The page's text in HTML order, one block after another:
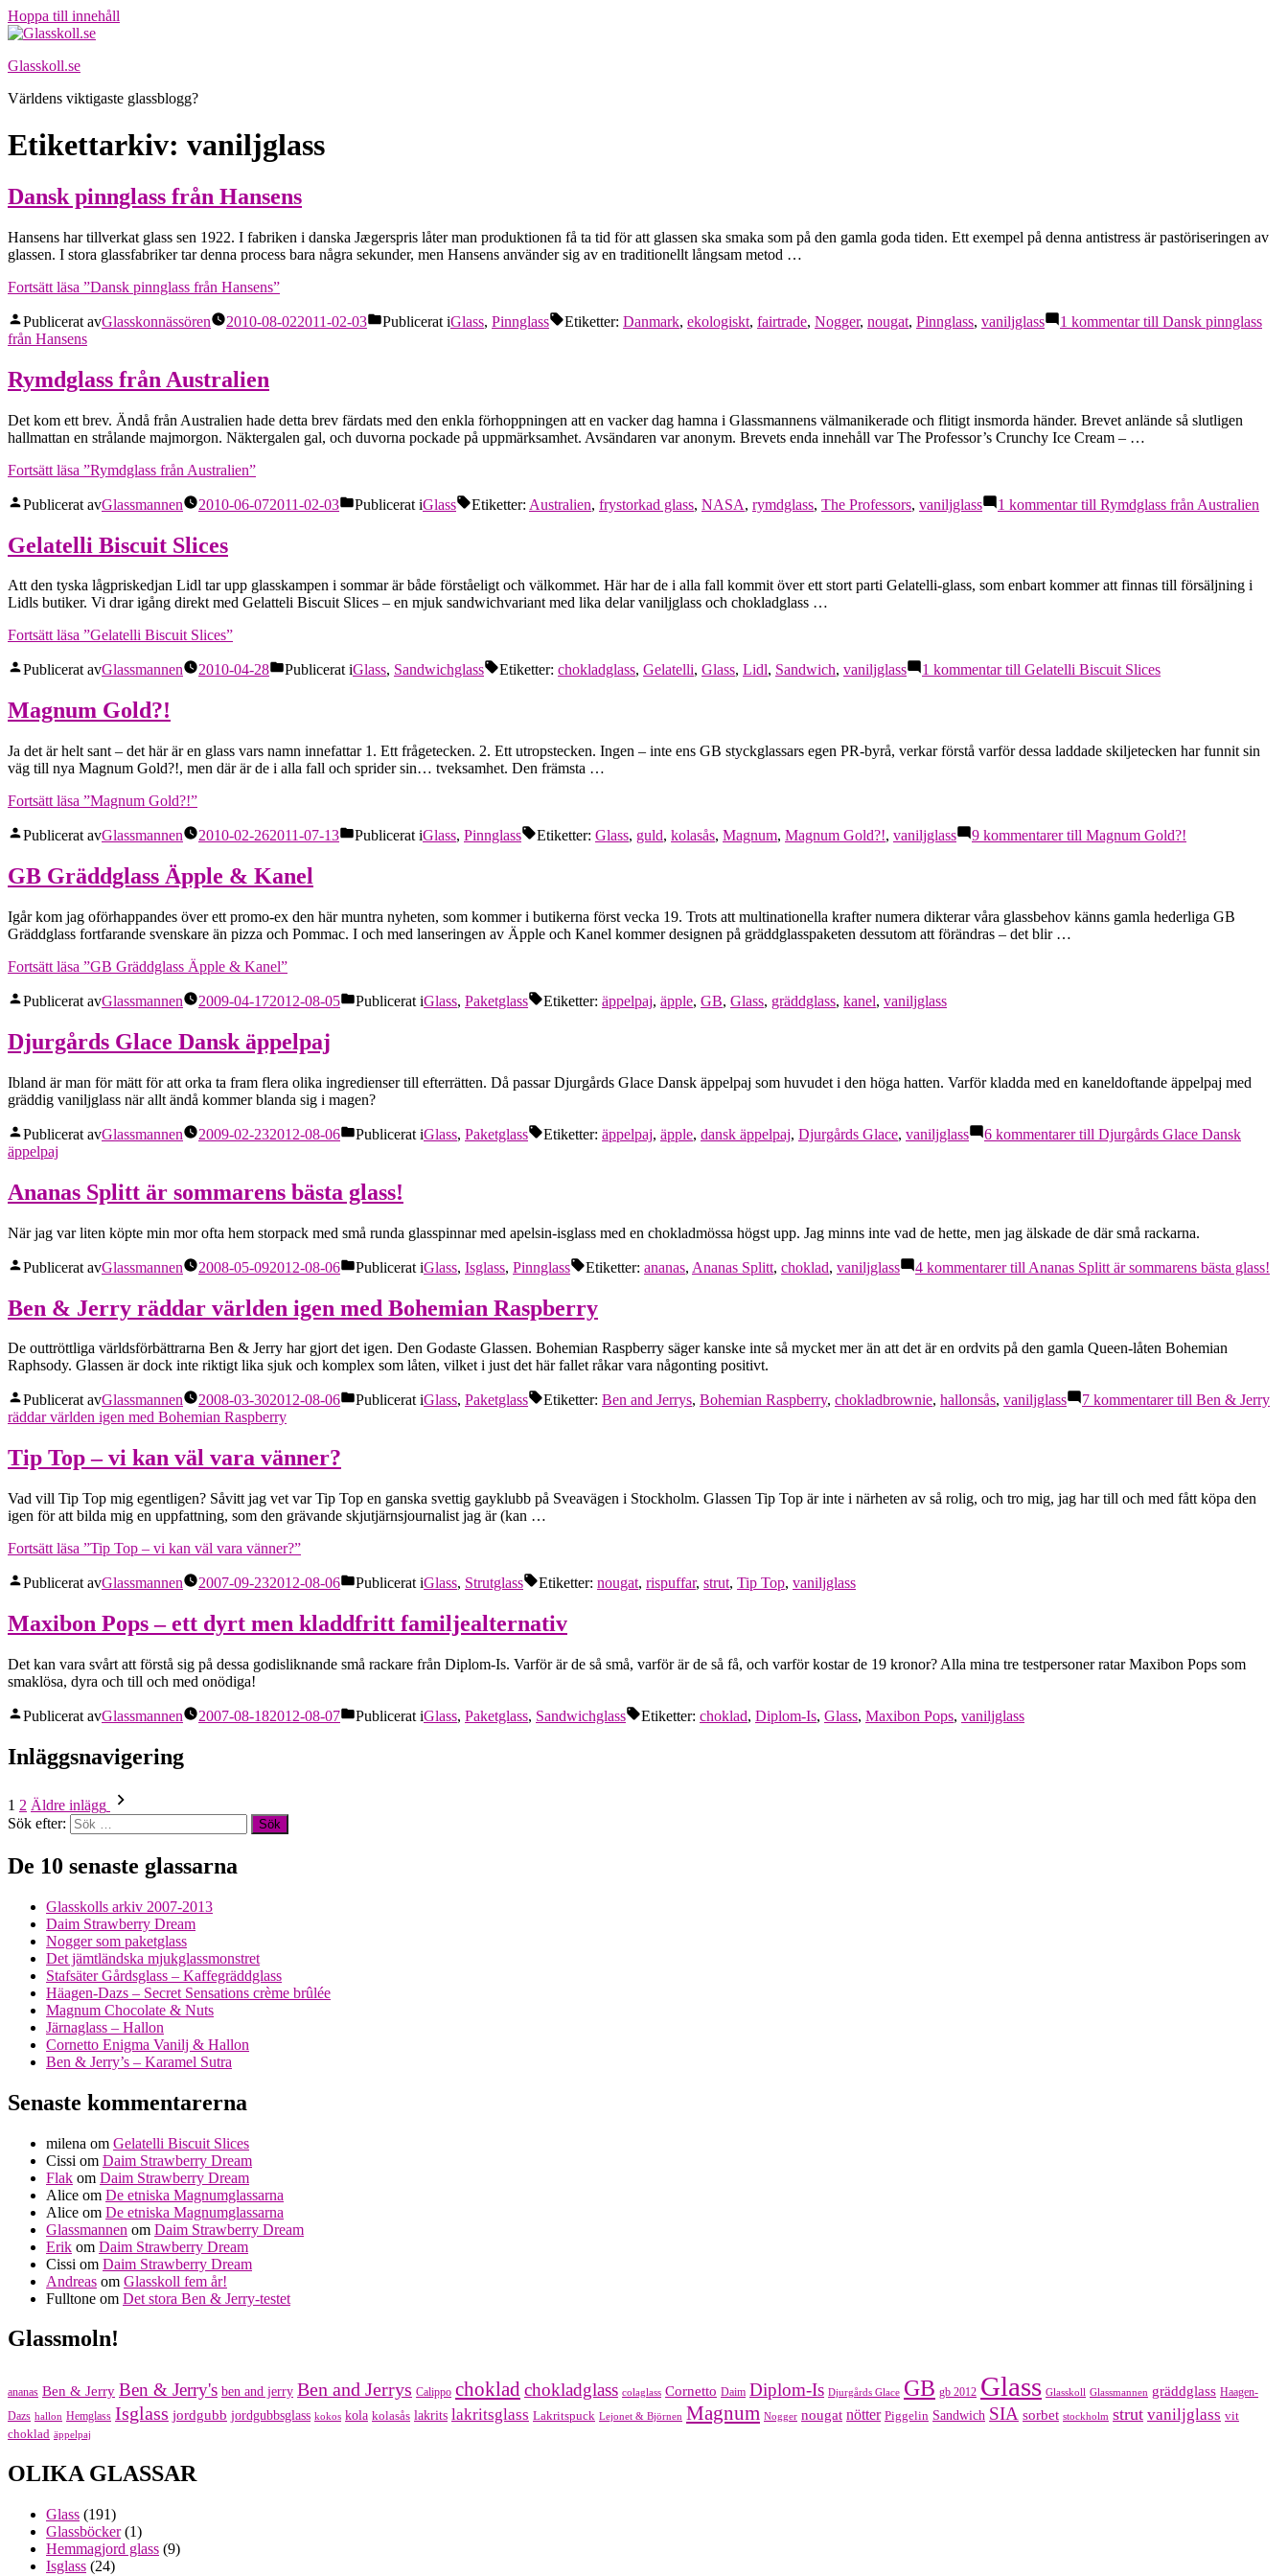
Hoppa till innehåll
Glasskoll.se
Världens viktigaste glassblogg?
Etikettarkiv: vaniljglass
Dansk pinnglass från Hansens
Hansens har tillverkat glass sen 1922. I fabriken i danska Jægerspris låter man produktionen få ta tid för att glassen ska smaka som på den gamla goda tiden. Ett exempel på denna antistress är pastöriseringen av
glassen. I stora glassfabriker tar denna process bara några sekunder, men Hansens använder sig av en traditionellt långsam metod …
Fortsätt läsa ”Dansk pinnglass från Hansens”
Publicerat avGlasskonnässören 2010-08-022011-02-03 Publicerat iGlass, Pinnglass Etiketter: Danmark, ekologiskt, fairtrade, Nogger, nougat, Pinnglass, vaniljglass 1 kommentartill Dansk pinnglass
från Hansens
Rymdglass från Australien
Det kom ett brev. Ändå från Australien hade detta brev färdats med den enkla förhoppningen att en vacker dag hamna i Glassmannens välmanikerade och flitigt insmorda händer. Brevet anlände så slutligen
hallmattan en strålande majmorgon. Näktergalen gal, och duvorna pockade på uppmärksamhet. Avsändaren var anonym. Brevets enda innehåll var The Professor’s Crunchy Ice Cream – …
Fortsätt läsa ”Rymdglass från Australien”
Publicerat avGlassmannen 2010-06-072011-02-03 Publicerat iGlass Etiketter: Australien, frystorkad glass, NASA, rymdglass, The Professors, vaniljglass 1 kommentartill Rymdglass från Australien
Gelatelli Biscuit Slices
Att den tyska lågpriskedjan Lidl tar upp glasskampen i sommar är både förståeligt och välkommet. Här har de i alla fall kommit över ett stort parti Gelatelli-glass, som enbart kommer att finnas till försäljning i
Lidls butiker. Vi drar igång direkt med Gelatteli Biscuit Slices – en mjuk sandwichvariant med lika delar vaniljglass och chokladglass …
Fortsätt läsa ”Gelatelli Biscuit Slices”
Publicerat avGlassmannen 2010-04-28 Publicerat iGlass, Sandwichglass Etiketter: chokladglass, Gelatelli, Glass, Lidl, Sandwich, vaniljglass 1 kommentartill Gelatelli Biscuit Slices
Magnum Gold?!
Ja det är helt sant – det här är en glass vars namn innefattar 1. Ett frågetecken. 2. Ett utropstecken. Ingen – inte ens GB styckglassars egen PR-byrå, verkar förstå varför dessa laddade skiljetecken har funnit sin
väg till nya Magnum Gold?!, men där är de i alla fall och sprider sin… tveksamhet. Den främsta …
Fortsätt läsa ”Magnum Gold?!”
Publicerat avGlassmannen 2010-02-262011-07-13 Publicerat iGlass, Pinnglass Etiketter: Glass, guld, kolasås, Magnum, Magnum Gold?!, vaniljglass 9 kommentarertill Magnum Gold?!
GB Gräddglass Äpple & Kanel
Igår kom jag oförhappandes över ett promo-ex den här muntra nyheten, som kommer i butikerna först vecka 19. Trots att multinationella krafter numera dikterar våra glassbehov känns gamla hederliga GB
Gräddglass fortfarande svenskare än pizza och Pommac. I och med lanseringen av Äpple och Kanel kommer designen på gräddglasspaketen dessutom att förändras – det blir …
Fortsätt läsa ”GB Gräddglass Äpple & Kanel”
Publicerat avGlassmannen 2009-04-172012-08-05 Publicerat iGlass, Paketglass Etiketter: äppelpaj, äpple, GB, Glass, gräddglass, kanel, vaniljglass
Djurgårds Glace Dansk äppelpaj
Ibland är man för mätt för att orka ta fram flera olika ingredienser till efterrätten. Då passar Djurgårds Glace Dansk äppelpaj som huvudet i den höga hatten. Varför kladda med en kaneldoftande äppelpaj med
gräddig vaniljglass när allt ändå kommer blanda sig i magen?
Publicerat avGlassmannen 2009-02-232012-08-06 Publicerat iGlass, Paketglass Etiketter: äppelpaj, äpple, dansk äppelpaj, Djurgårds Glace, vaniljglass 6 kommentarertill Djurgårds Glace Dansk
äppelpaj
Ananas Splitt är sommarens bästa glass!
När jag var liten köpte min mor ofta hem storpack med små runda glasspinnar med apelsin-isglass med en chokladmössa högst upp. Jag minns inte vad de hette, men jag älskade de där små rackarna.
Publicerat avGlassmannen 2008-05-092012-08-06 Publicerat iGlass, Isglass, Pinnglass Etiketter: ananas, Ananas Splitt, choklad, vaniljglass 4 kommentarertill Ananas Splitt är sommarens bästa glass!
Ben & Jerry räddar världen igen med Bohemian Raspberry
De outtröttliga världsförbättrarna Ben & Jerry har gjort det igen. Den Godaste Glassen. Bohemian Raspberry säger kanske inte så mycket mer än att det är en ordvits på den gamla Queen-låten Bohemian
Raphsody. Glassen är dock inte riktigt lika sjuk och komplex som låten, vilket i just det här fallet råkar vara någonting positivt.
Publicerat avGlassmannen 2008-03-302012-08-06 Publicerat iGlass, Paketglass Etiketter: Ben and Jerrys, Bohemian Raspberry, chokladbrownie, hallonsås, vaniljglass 7 kommentarertill Ben & Jerry
räddar världen igen med Bohemian Raspberry
Tip Top – vi kan väl vara vänner?
Vad vill Tip Top mig egentligen? Såvitt jag vet var Tip Top en ganska svettig gayklubb på Sveavägen i Stockholm. Glassen Tip Top är inte i närheten av så rolig, och tro mig, jag har till och med fått köpa den
igen för att bilda mig en uppfattning, som den grävande skjutjärnsjournalist jag är (kan …
Fortsätt läsa ”Tip Top – vi kan väl vara vänner?”
Publicerat avGlassmannen 2007-09-232012-08-06 Publicerat iGlass, Strutglass Etiketter: nougat, rispuffar, strut, Tip Top, vaniljglass
Maxibon Pops – ett dyrt men kladdfritt familjealternativ
Det kan vara svårt att förstå sig på dessa godisliknande små rackare från Diplom-Is. Varför är de så små, varför är de så få, och varför kostar de 19 kronor? Alla mina tre testpersoner ratar Maxibon Pops som
smaklösa, dyra och till och med onödiga!
Publicerat avGlassmannen 2007-08-182012-08-07 Publicerat iGlass, Paketglass, Sandwichglass Etiketter: choklad, Diplom-Is, Glass, Maxibon Pops, vaniljglass
Inläggsnavigering
1 2 Äldre inlägg
Sök efter:
De 10 senaste glassarna
Glasskolls arkiv 2007-2013
Daim Strawberry Dream
Nogger som paketglass
Det jämtländska mjukglassmonstret
Stafsäter Gårdsglass – Kaffegräddglass
Häagen-Dazs – Secret Sensations crème brûlée
Magnum Chocolate & Nuts
Järnaglass – Hallon
Cornetto Enigma Vanilj & Hallon
Ben & Jerry’s – Karamel Sutra
Senaste kommentarerna
milena om Gelatelli Biscuit Slices
Cissi om Daim Strawberry Dream
Flak om Daim Strawberry Dream
Alice om De etniska Magnumglassarna
Alice om De etniska Magnumglassarna
Glassmannen om Daim Strawberry Dream
Erik om Daim Strawberry Dream
Cissi om Daim Strawberry Dream
Andreas om Glasskoll fem år!
Fulltone om Det stora Ben & Jerry-testet
Glassmoln!
ananas Ben & Jerry Ben & Jerry's ben and jerry Ben and Jerrys Calippo choklad chokladglass colaglass Cornetto Daim Diplom-Is Djurgårds Glace GB gb 2012 Glass Glasskoll Glassmannen gräddglass Haagen-
Dazs hallon Hemglass Isglass jordgubb jordgubbsglass kokos kola kolasås lakrits lakritsglass Lakritspuck Lejonet & Björnen Magnum Nogger nougat nötter Piggelin Sandwich SIA sorbet stockholm strut vaniljglass vit
choklad äppelpaj
OLIKA GLASSAR
Glass (191)
Glassböcker(1)
Hemmagjord glass (9)
Isglass (24)